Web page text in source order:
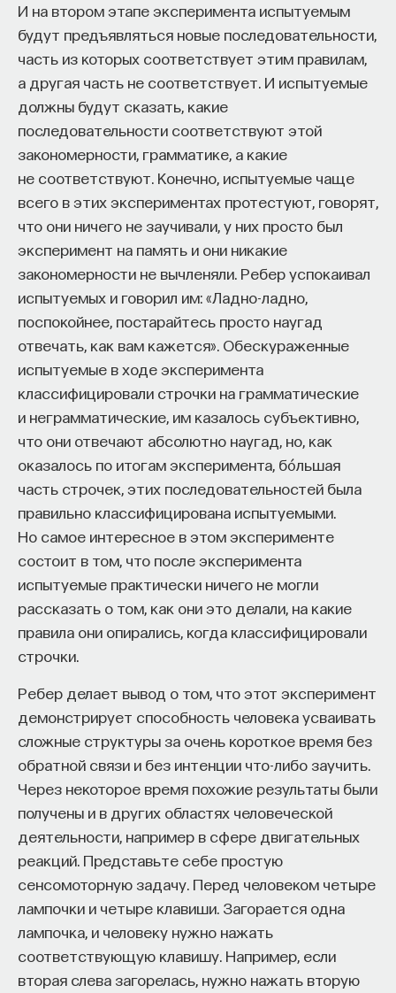
И на втором этапе эксперимента испытуемым
будут предъявляться новые последовательности,
часть из которых соответствует этим правилам,
а другая часть не соответствует. И испытуемые
должны будут сказать, какие
последовательности соответствуют этой
закономерности, грамматике, а какие
не соответствуют. Конечно, испытуемые чаще
всего в этих экспериментах протестуют, говорят,
что они ничего не заучивали, у них просто был
эксперимент на память и они никакие
закономерности не вычленяли. Ребер успокаивал
испытуемых и говорил им: «Ладно-ладно,
поспокойнее, постарайтесь просто наугад
отвечать, как вам кажется». Обескураженные
испытуемые в ходе эксперимента
классифицировали строчки на грамматические
и неграмматические, им казалось субъективно,
что они отвечают абсолютно наугад, но, как
оказалось по итогам эксперимента, бо́льшая
часть строчек, этих последовательностей была
правильно классифицирована испытуемыми.
Но самое интересное в этом эксперименте
состоит в том, что после эксперимента
испытуемые практически ничего не могли
рассказать о том, как они это делали, на какие
правила они опирались, когда классифицировали
строчки.
Ребер делает вывод о том, что этот эксперимент
демонстрирует способность человека усваивать
сложные структуры за очень короткое время без
обратной связи и без интенции что-либо заучить.
Через некоторое время похожие результаты были
получены и в других областях человеческой
деятельности, например в сфере двигательных
реакций. Представьте себе простую
сенсомоторную задачу. Перед человеком четыре
лампочки и четыре клавиши. Загорается одна
лампочка, и человеку нужно нажать
соответствующую клавишу. Например, если
вторая слева загорелась, нужно нажать вторую
deep tech или биотех компанию, где человек
сможет раскрыть свои таланты.​ Для тех, кто ещё
набирается опыта, сервис предлагает вебинары
и индивидуальные консультации, чтобы понять,
как развить необходимые навыки. Позднее будет
запущена серия спецпроектов, рассказывающих
о разных индустриях и их устройстве.​
Если у вас есть STEM-образование или опыт
в исследовательской сфере — это ваш шанс
выйти на глобальный уровень. Помогите вместе
приблизить Четвёртую индустриальную
революцию и найти своё место в инновационном
будущем! ​
Заполните анкету и загрузите своё резюме,
чтобы стать участником программы
https://postnauka.org/link/tal1125_blog1
11/24/2025
НАПИСАТЬ НАМ
НАД МАТЕРИАЛОМ РАБОТАЛИ
ПостНаука
Сения Долгачева
редактор ПостНауки
ТЕХНОЛОГИИ
644 публикации
ТЕХНОЛОГИИ МАТЕМАТИКА ОБРАЗОВАНИЕ
БИОТЕХНОЛОГИИ
ПРОГРАММНАЯ ИНЖЕНЕРИЯ ТОЧНЫЕ НАУКИ